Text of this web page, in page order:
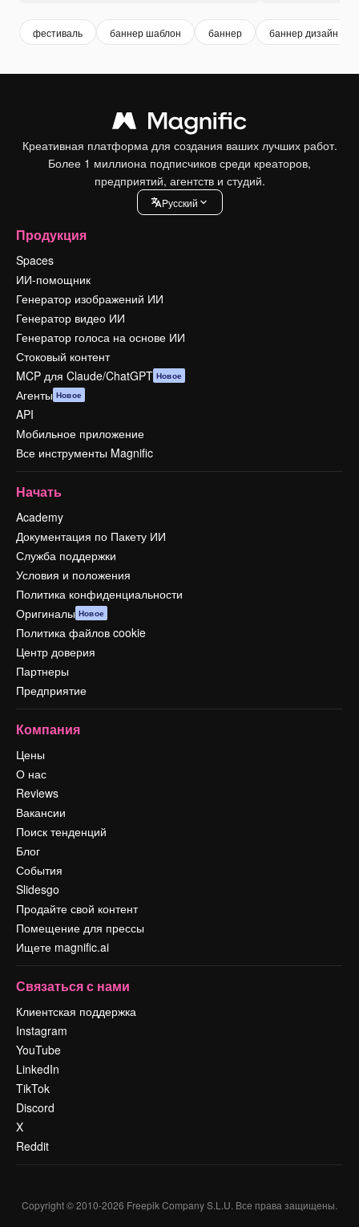
фестиваль баннер шаблон баннер баннер дизайн
Креативная платформа для создания ваших лучших работ.
Более 1 миллиона подписчиков среди креаторов,
предприятий, агентств и студий.
Pусский
Продукция
Spaces
ИИ-помощник
Генератор изображений ИИ
Генератор видео ИИ
Генератор голоса на основе ИИ
Стоковый контент
MCP для Claude/ChatGPT Новое
Агенты Новое
API
Мобильное приложение
Все инструменты Magnific
Начать
Academy
Документация по Пакету ИИ
Служба поддержки
Условия и положения
Политика конфиденциальности
Оригиналы Новое
Политика файлов cookie
Центр доверия
Партнеры
Предприятие
Компания
Цены
О нас
Reviews
Вакансии
Поиск тенденций
Блог
События
Slidesgo
Продайте свой контент
Помещение для прессы
Ищете magnific.ai
Связаться с нами
Клиентская поддержка
Instagram
YouTube
LinkedIn
TikTok
Discord
X
Reddit
Copyright © 2010-2026 Freepik Company S.L.U. Все права защищены.